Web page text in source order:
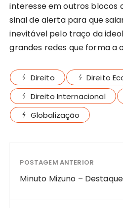
interesse em outros blocos
sinal de alerta para que
inevitável pelo traço da
grandes redes que forma a
Direito
Direito
Direito Internacional
Globalização
POSTAGEM ANTERIOR
Minuto Mizuno –